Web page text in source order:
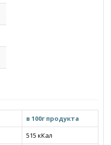
в 100г продукта
515 кКал